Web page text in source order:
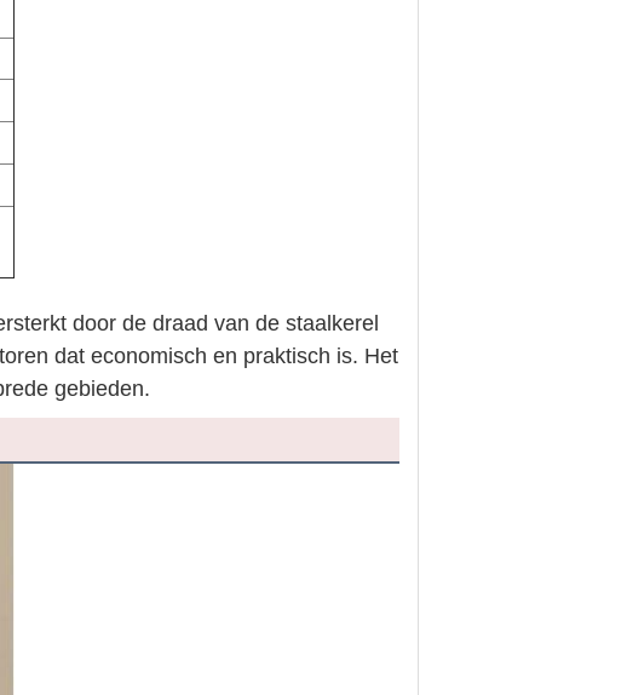
door de draad van de staalkerel
dat economisch en praktisch is. Het
gebieden.